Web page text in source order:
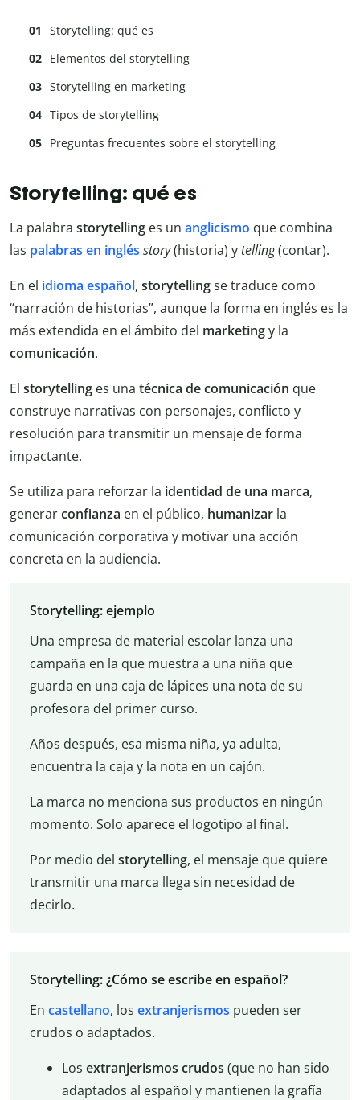
Storytelling: qué es
Elementos del storytelling
Storytelling en marketing
Tipos de storytelling
Preguntas frecuentes sobre el storytelling
Storytelling: qué es
La palabra storytelling es un anglicismo que combina
las palabras en inglés story(historia) ytelling(contar).
En el idioma español, storytellingse traduce como
“narración de historias”, aunque la forma en inglés es la
más extendida en el ámbito del marketingy la
comunicación.
El storytelling es una técnica de comunicación que
construye narrativas con personajes, conflicto y
resolución para transmitir un mensaje de forma
impactante.
Se utiliza para reforzar la identidad de una marca,
generarconfianza en el público, humanizar la
comunicación corporativa y motivar una acción
concreta en la audiencia.
Storytelling: ejemplo
Una empresa de material escolar lanza una
campaña en la que muestra a una niña que
guarda en una caja de lápices una nota de su
profesora del primer curso.
Años después, esa misma niña, ya adulta,
encuentra la caja y la nota en un cajón.
La marca no menciona sus productos en ningún
momento. Solo aparece el logotipo al final.
Por medio del storytelling, el mensaje que quiere
transmitir una marca llega sin necesidad de
decirlo.
Storytelling: ¿Cómo se escribe en español?
En castellano, los extranjerismos pueden ser
crudos o adaptados.
Los extranjerismos crudos (que no han sido
adaptados al español y mantienen la grafía